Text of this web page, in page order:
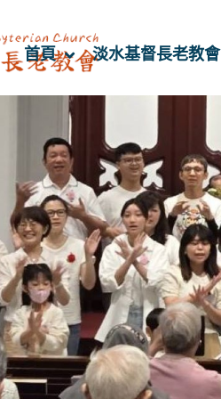
首頁 淡水基督長老教會